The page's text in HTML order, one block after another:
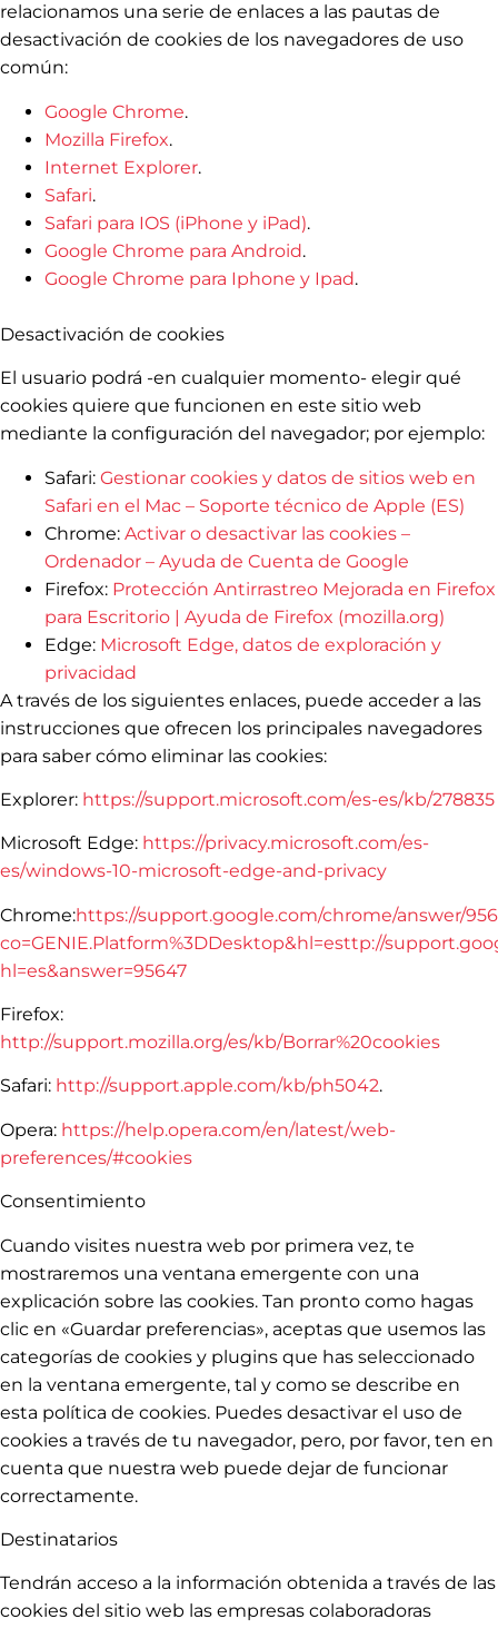
relacionamos una serie de enlaces a las pautas de
desactivación de cookies de los navegadores de uso
común:
Google Chrome.
Mozilla Firefox.
Internet Explorer.
Safari.
Safari para IOS (iPhone y iPad).
Google Chrome para Android.
Google Chrome para Iphone y Ipad.
Desactivación de cookies
El usuario podrá -en cualquier momento- elegir qué
cookies quiere que funcionen en este sitio web
mediante la configuración del navegador; por ejemplo:
Safari: Gestionar cookies y datos de sitios web en
Safari en el Mac – Soporte técnico de Apple (ES)
Chrome: Activar o desactivar las cookies –
Ordenador – Ayuda de Cuenta de Google
Firefox: Protección Antirrastreo Mejorada en Firefox
para Escritorio | Ayuda de Firefox (mozilla.org)
Edge: Microsoft Edge, datos de exploración y
privacidad
A través de los siguientes enlaces, puede acceder a las
instrucciones que ofrecen los principales navegadores
para saber cómo eliminar las cookies:
Explorer: https://support.microsoft.com/es-es/kb/278835
Microsoft Edge: https://privacy.microsoft.com/es-
es/windows-10-microsoft-edge-and-privacy
Chrome:https://support.google.com/chrome/answer/
co=GENIE.Platform%3DDesktop&hl=esttp://
hl=es&answer=95647
Firefox:
http://support.mozilla.org/es/kb/Borrar%20cookies
Safari: http://support.apple.com/kb/ph5042.
Opera: https://help.opera.com/en/latest/web-
preferences/#cookies
Consentimiento
Cuando visites nuestra web por primera vez, te
mostraremos una ventana emergente con una
explicación sobre las cookies. Tan pronto como hagas
clic en «Guardar preferencias», aceptas que usemos las
categorías de cookies y plugins que has seleccionado
en la ventana emergente, tal y como se describe en
esta política de cookies. Puedes desactivar el uso de
cookies a través de tu navegador, pero, por favor, ten en
cuenta que nuestra web puede dejar de funcionar
correctamente.
Destinatarios
Tendrán acceso a la información obtenida a través de las
cookies del sitio web las empresas colaboradoras